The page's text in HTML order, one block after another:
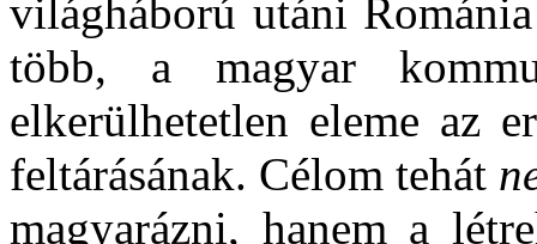
világháború utáni
több, a magyar
elkerülhetetlen eleme az
feltárásának. Célom tehát
magyarázni, hanem a